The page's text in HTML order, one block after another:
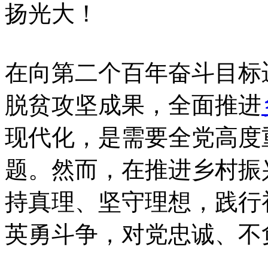
扬光大！
在向第二个百年奋斗目
脱贫攻坚成果，全面推进
现代化，是需要全党高
题。然而，在推进乡村
持真理、坚守理想，践
英勇斗争，对党忠诚、